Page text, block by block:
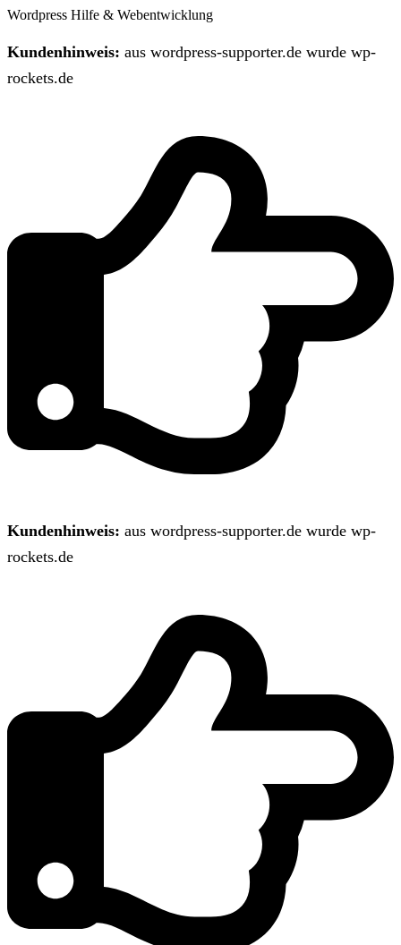
Wordpress Hilfe & Webentwicklung
Kundenhinweis: aus wordpress-supporter.de wurde wp-
rockets.de
Kundenhinweis: aus wordpress-supporter.de wurde wp-
rockets.de